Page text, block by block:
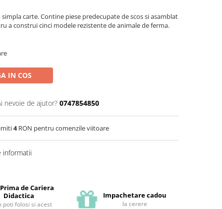
carte. Contine piese predecupate de scos si asamblat
a construi cinci modele rezistente de animale de ferma.
IN COS
nevoie de ajutor? 0747854850
4RON pentru comenzile viitoare
informatii
de Cariera
Didactica
poti folosi si acest
Impachetare cadou
la cerere